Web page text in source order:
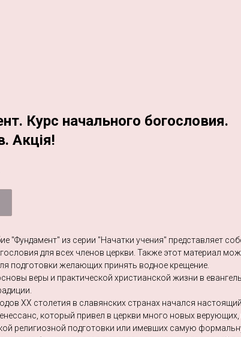
Курс начального богословия.
Акція!
"Фундамент" из серии "Начатки учения" представляет
для всех членов церкви. Также этот материал
подготовки желающих принять водное крещение.
веры и практической христианской жизни в
XX столетия в славянских странах начался настоящий
который привел в церкви много новых верующих,
религиозной подготовки или имевших самую